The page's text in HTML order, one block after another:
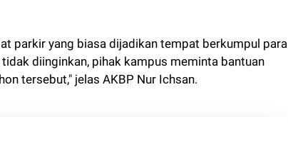
parkir yang biasa dijadikan tempat berkumpul para
diinginkan, pihak kampus meminta bantuan
tersebut," jelas AKBP Nur Ichsan.